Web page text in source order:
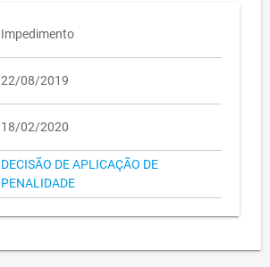
Impedimento
22/08/2019
18/02/2020
DECISÃO DE APLICAÇÃO DE
PENALIDADE